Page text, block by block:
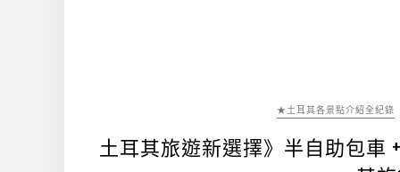
★土耳其各景點介紹全紀錄
土耳其旅遊新選擇》半自助包車